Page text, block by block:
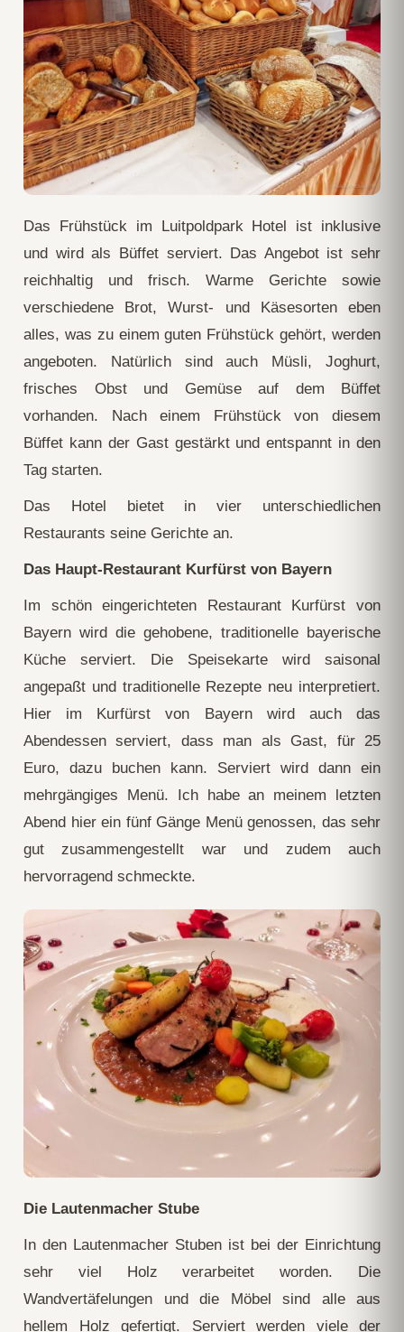
Das Frühstück im Luitpoldpark Hotel ist inklusive
und wird als Büffet serviert. Das Angebot ist sehr
reichhaltig und frisch. Warme Gerichte sowie
verschiedene Brot, Wurst- und Käsesorten eben
alles, was zu einem guten Frühstück gehört, werden
angeboten. Natürlich sind auch Müsli, Joghurt,
frisches Obst und Gemüse auf dem Büffet
vorhanden. Nach einem Frühstück von diesem
Büffet kann der Gast gestärkt und entspannt in den
Tag starten.
Das Hotel bietet in vier unterschiedlichen
Restaurants seine Gerichte an.
Das Haupt-Restaurant Kurfürst von Bayern
Im schön eingerichteten Restaurant Kurfürst von
Bayern wird die gehobene, traditionelle bayerische
Küche serviert. Die Speisekarte wird saisonal
angepaßt und traditionelle Rezepte neu interpretiert.
Hier im Kurfürst von Bayern wird auch das
Abendessen serviert, dass man als Gast, für 25
Euro, dazu buchen kann. Serviert wird dann ein
mehrgängiges Menü. Ich habe an meinem letzten
Abend hier ein fünf Gänge Menü genossen, das sehr
gut zusammengestellt war und zudem auch
hervorragend schmeckte.
Die Lautenmacher Stube
In den Lautenmacher Stuben ist bei der Einrichtung
sehr viel Holz verarbeitet worden. Die
Wandvertäfelungen und die Möbel sind alle aus
hellem Holz gefertigt. Serviert werden viele der